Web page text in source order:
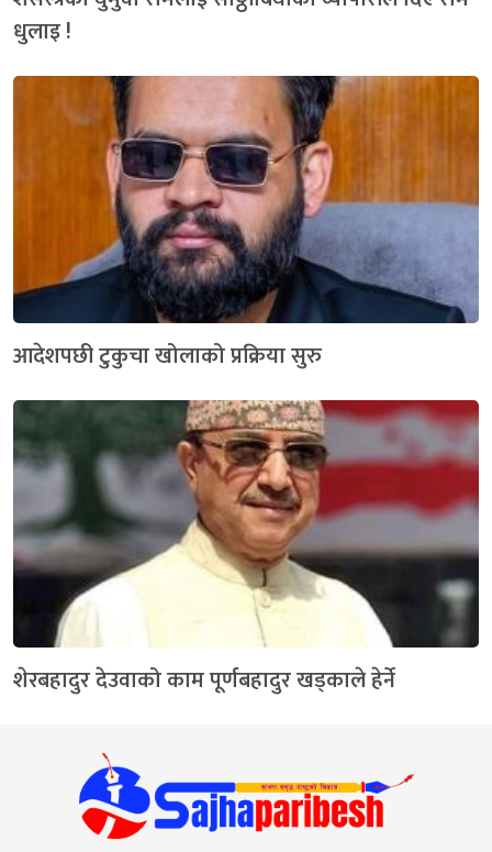
धुलाइ !
आदेशपछी टुकुचा खोलाको प्रक्रिया सुरु
शेरबहादुर देउवाको काम पूर्णबहादुर खड्काले हेर्ने